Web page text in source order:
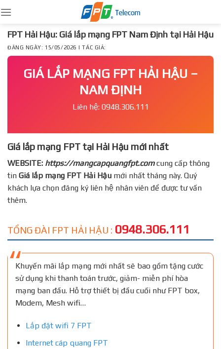
to
content
FPT Hải Hậu: Giá lắp mạng FPT Nam Định tại Hải Hậu
ĐĂNG NGÀY: 15/05/2026 | TÁC GIẢ:
GIÁ LẮP MẠNG FPT HẢI HẬU –
NAM ĐỊNH
Liên hệ: 0948.306.111
Giá lắp mạng FPT tại Hải Hậu mới nhất
WEBSITE: https://mangcapquangfpt.comcung cấp thông
tin Giá lắp mạng FPT Hải Hậu mới nhất tháng này. Quý
khách lựa chọn đăng ký liên hệ nhân viên để được tư vấn
thêm.
TỔNG ĐÀI FPT HẢI HẬU : 0948.306.111
Khuyến mãi lắp mạng mới nhất sẽ bao gồm tặng cước
sử dụng khi thanh toán trước, giảm- miễn phí hòa
mạng ban đầu. Hỗ trợ thiết bị đầu cuối như FPT box,
Modem, Mesh wifi…
Lắp đặt wifi 7 FPT
Internet cáp quang FPT